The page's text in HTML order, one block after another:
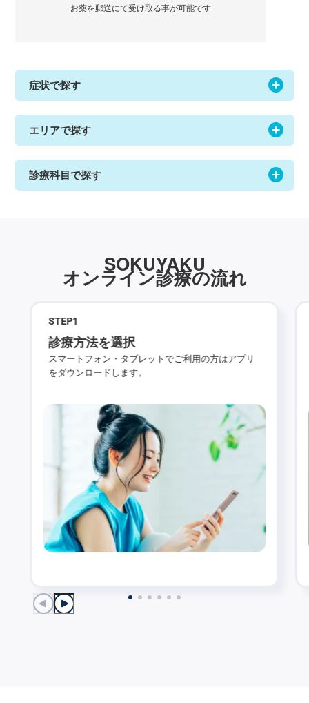
お薬を郵送にて受け取る事が可能です
症状で探す
エリアで探す
診療科目で探す
SOKUYAKU
オンライン診療の流れ
STEP1
診療方法を選択
スマートフォン・タブレットでご利用の方はアプリ
をダウンロードします。